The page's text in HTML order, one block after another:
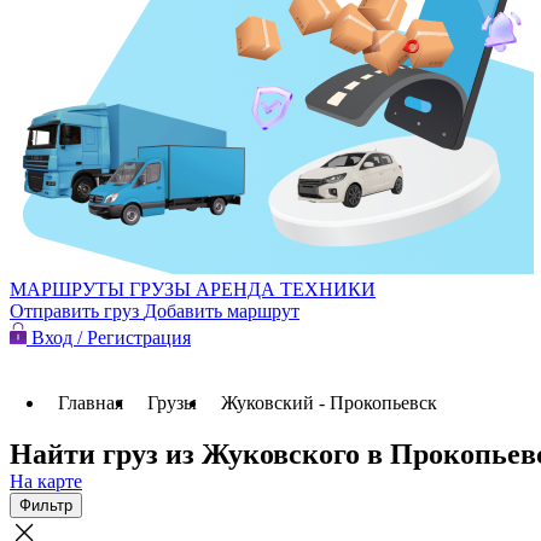
МАРШРУТЫ ГРУЗЫ АРЕНДА ТЕХНИКИ
Отправить груз Добавить маршрут
Вход / Регистрация
Главная Грузы Жуковский - Прокопьевск
Найти груз из Жуковского в
На карте
Фильтр